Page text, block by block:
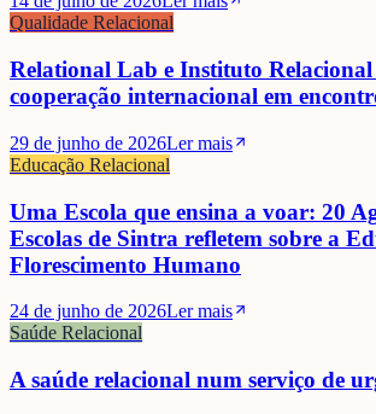
Qualidade Relacional
Relational Lab e Instituto
cooperação internacional em
29 de junho de 2026Ler mais
Educação Relacional
Uma Escola que ensina a voar: 20
Escolas de Sintra refletem sobre a
Florescimento Humano
24 de junho de 2026Ler mais
Saúde Relacional
A saúde relacional num serviço de